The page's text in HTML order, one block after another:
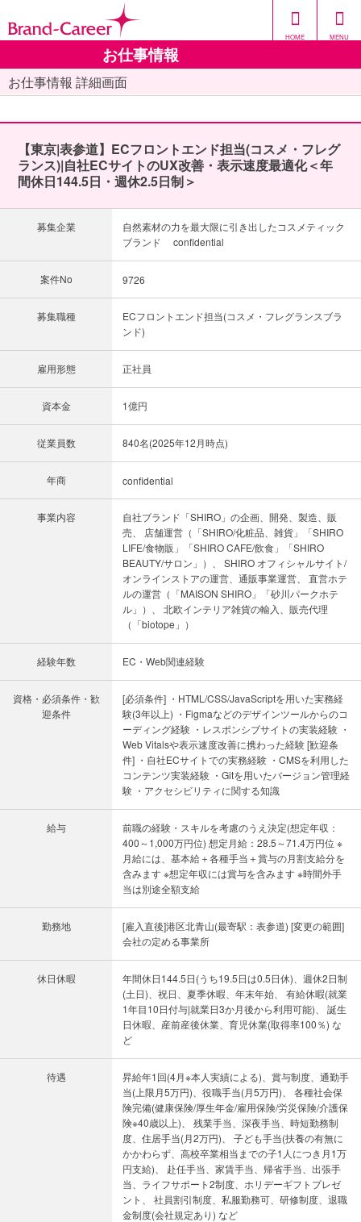
HOME MENU
お仕事情報
お仕事情報 詳細画面
【東京|表参道】ECフロントエンド担当(コスメ・フレグ
ランス)|自社ECサイトのUX改善・表示速度最適化＜年
間休日144.5日・週休2.5日制＞
募集企業
自然素材の力を最大限に引き出したコスメティック
ブランド confidential
案件No 9726
募集職種
ECフロントエンド担当(コスメ・フレグランスブラ
ンド)
雇用形態 正社員
資本金 1億円
従業員数 840名(2025年12月時点)
年商 confidential
事業内容
自社ブランド「SHIRO」の企画、開発、製造、販
売、 店舗運営（「SHIRO/化粧品、雑貨」「SHIRO
LIFE/食物販」「SHIRO CAFE/飲食」「SHIRO
BEAUTY/サロン」）、 SHIRO オフィシャルサイト/
オンラインストアの運営、通販事業運営、 直営ホテ
ルの運営（「MAISON SHIRO」「砂川パークホテ
ル」）、 北欧インテリア雑貨の輸入、販売代理
（「biotope」）
経験年数 EC・Web関連経験
資格・必須条件・歓
迎条件
[必須条件] ・HTML/CSS/JavaScriptを用いた実務経
験(3年以上) ・Figmaなどのデザインツールからのコ
ーディング経験 ・レスポンシブサイトの実装経験 ・
Web Vitalsや表示速度改善に携わった経験 [歓迎条
件] ・自社ECサイトでの実務経験 ・CMSを利用した
コンテンツ実装経験 ・Gitを用いたバージョン管理経
験 ・アクセシビリティに関する知識
給与
前職の経験・スキルを考慮のうえ決定(想定年収：
400～1,000万円位) 想定月給：28.5～71.4万円位 ※
月給には、基本給＋各種手当＋賞与の月割支給分を
含みます ※想定年収には賞与を含みます ※時間外手
当は別途全額支給
勤務地
[雇入直後]港区北青山(最寄駅：表参道) [変更の範囲]
会社の定める事業所
休日休暇
年間休日144.5日(うち19.5日は0.5日休)、週休2日制
(土日)、祝日、夏季休暇、年末年始、 有給休暇(就業
1年目10日付与|就業日3か月後から利用可能)、 誕生
日休暇、産前産後休業、育児休業(取得率100％) な
ど
待遇
昇給年1回(4月※本人実績による)、賞与制度、通勤手
当(上限月5万円)、役職手当(月5万円)、 各種社会保
険完備(健康保険/厚生年金/雇用保険/労災保険/介護保
険※40歳以上)、 残業手当、深夜手当、時短勤務制
度、住居手当(月2万円)、 子ども手当(扶養の有無に
かかわらず、高校卒業相当までの子1人につき月1万
円支給)、 赴任手当、家賃手当、帰省手当、出張手
当、ライフサポート2制度、ホリデーギフトプレゼ
ント、 社員割引制度、私服勤務可、研修制度、退職
金制度(会社規定あり) など